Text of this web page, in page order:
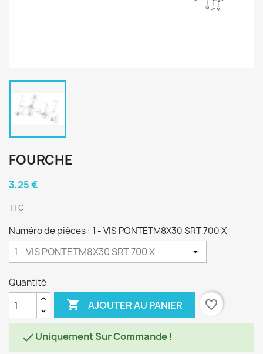
FOURCHE
3,25 €
TTC
Numéro de pièces : 1 - VIS PONTETM8X30 SRT 700 X
Quantité
 AJOUTER AU PANIER favorite_border
Uniquement Sur Commande !